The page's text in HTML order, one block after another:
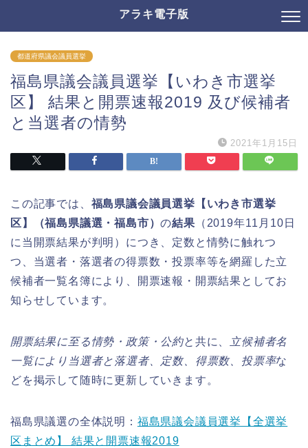
アラキ電子版
都道府県議会議員選挙
福島県議会議員選挙【いわき市選挙
区】 結果と開票速報2019 及び候補者
と当選者の情勢
2021年1月15日
この記事では、 福島県議会議員選挙【いわき市選挙
区】（福島県議選・福島市）の結果 （2019年11月10日
に当開票結果が判明）につき、定数と情勢に触れつ
つ、当選者・落選者の得票数・投票率等を網羅した立
候補者一覧名簿により、開票速報・開票結果としてお
知らせしています。
開票結果に至る情勢・政策・公約と共に、
立候補者名
一覧により当選者と落選者、定数、得票数、投票率な
どを掲示して随時に更新していきます。
福島県議選の全体説明： 福島県議会議員選挙【全選挙
区まとめ】 結果と開票速報2019